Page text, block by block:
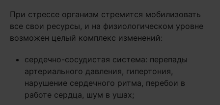
При стрессе организм стремится мобилизовать
все свои ресурсы, и на физиологическом уровне
возможен целый комплекс изменений:
сердечно-сосудистая система: перепады
артериального давления, гипертония,
нарушение сердечного ритма, перебои в
работе сердца, шум в ушах;